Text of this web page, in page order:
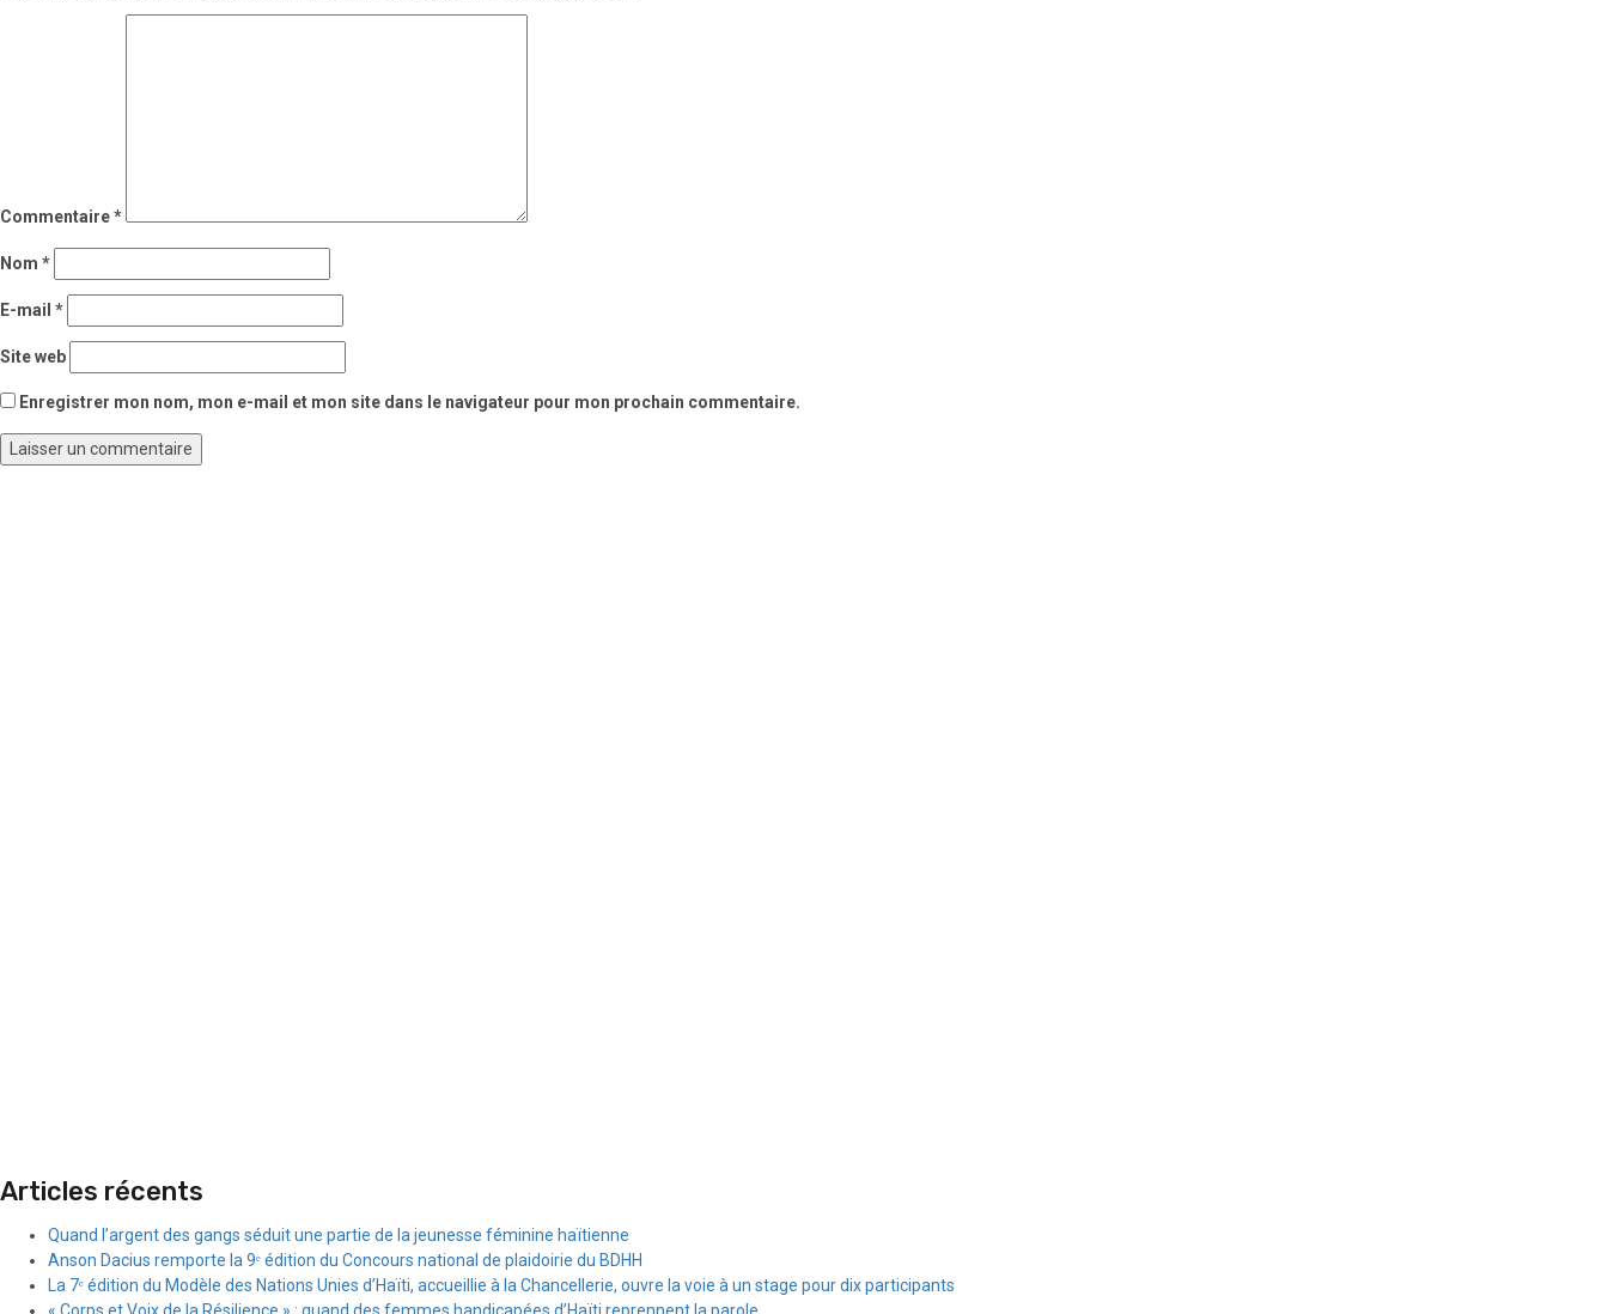
Commentaire*
Nom *
E-mail *
Site web
Enregistrer mon nom, mon e-mail et mon site dans le navigateur pour mon prochain commentaire.
Articles récents
Quand l’argent des gangs séduit une partie de la jeunesse féminine haïtienne
Anson Dacius remporte la 9ᵉ édition du Concours national de plaidoirie du BDHH
La 7ᵉ édition du Modèle des Nations Unies d’Haïti, accueillie à la Chancellerie, ouvre la voie à un stage pour dix participants
« Corps et Voix de la Résilience » : quand des femmes handicapées d’Haïti reprennent la parole